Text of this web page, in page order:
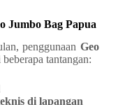
Jumbo Bag Papua
penggunaanGeo
tantangan:
di lapangan